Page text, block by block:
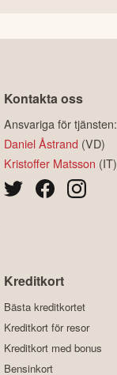
Kontakta oss
Ansvariga för tjänsten:
Daniel Åstrand (VD)
Kristoffer Matsson (IT)
Kreditkort
Bästa kreditkortet
Kreditkort för resor
Kreditkort med bonus
Bensinkort